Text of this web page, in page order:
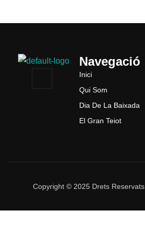
Navegació
Inici
Qui Som
Dia De La Baixada
El Gran Teiot
Copyright © 2025 Drets Reservats